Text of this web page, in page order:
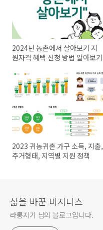
2024년 농촌에서 살아보기 지
원자격 혜택 신청 방법 알아보기
2023 귀농귀촌 가구 소득, 지출,
주거형태, 지역별 지원 정책
삶을 바꾼 비지니스
라롱지기 님의 블로그입니다.